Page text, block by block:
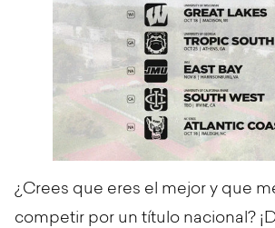
¿Crees que eres el mejor y que
competir por un título nacional?